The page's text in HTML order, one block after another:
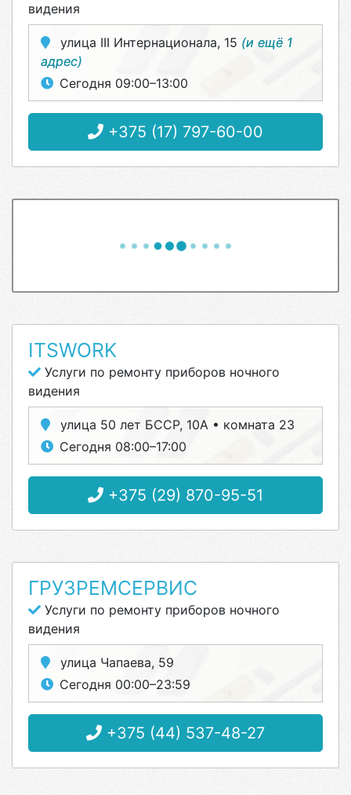
видения
улица III Интернационала, 15 (и ещё 1
адрес)
Сегодня 09:00–13:00
+375 (17) 797-60-00
ITSWORK
Услуги по ремонту приборов ночного
видения
улица 50 лет БССР, 10А • комната 23
Сегодня 08:00–17:00
+375 (29) 870-95-51
ГРУЗРЕМСЕРВИС
Услуги по ремонту приборов ночного
видения
улица Чапаева, 59
Сегодня 00:00–23:59
+375 (44) 537-48-27